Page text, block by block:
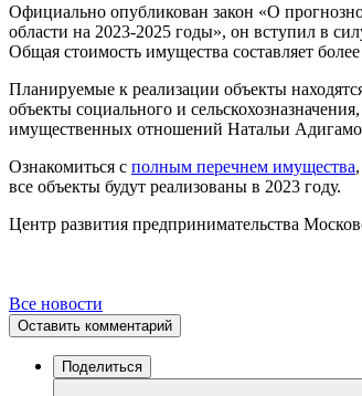
Официально опубликован закон «О
области на 2023-2025 годы», он вступил в
Общая стоимость имущества составляет
Планируемые к реализации объекты
объекты социального и
имущественных отношений Натальи
Ознакомиться с полным перечнем имущества
все объекты будут реализованы в 2023 году.
Центр развития предпринимательства
Все новости
Оставить комментарий
Поделиться